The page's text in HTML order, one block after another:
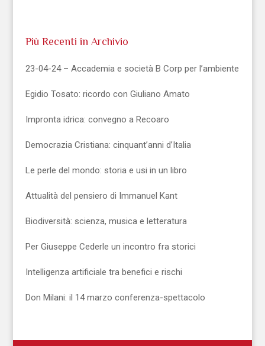
Più Recenti in Archivio
23-04-24 – Accademia e società B Corp per l’ambiente
Egidio Tosato: ricordo con Giuliano Amato
Impronta idrica: convegno a Recoaro
Democrazia Cristiana: cinquant’anni d’Italia
Le perle del mondo: storia e usi in un libro
Attualità del pensiero di Immanuel Kant
Biodiversità: scienza, musica e letteratura
Per Giuseppe Cederle un incontro fra storici
Intelligenza artificiale tra benefici e rischi
Don Milani: il 14 marzo conferenza-spettacolo